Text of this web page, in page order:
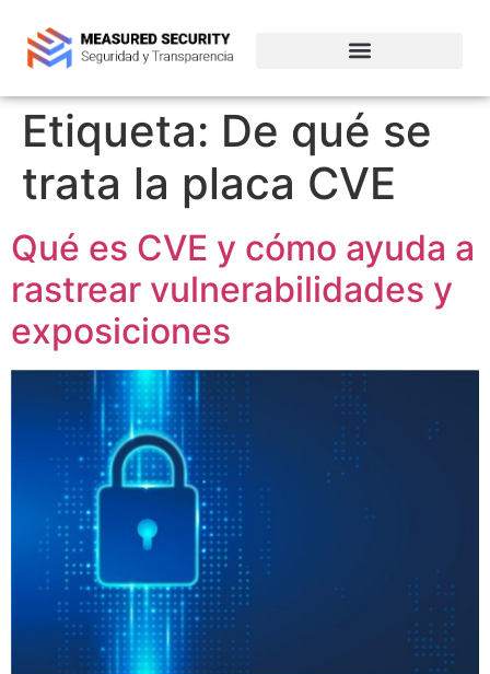
Etiqueta: De qué se
trata la placa CVE
Qué es CVE y cómo ayuda a
rastrear vulnerabilidades y
exposiciones